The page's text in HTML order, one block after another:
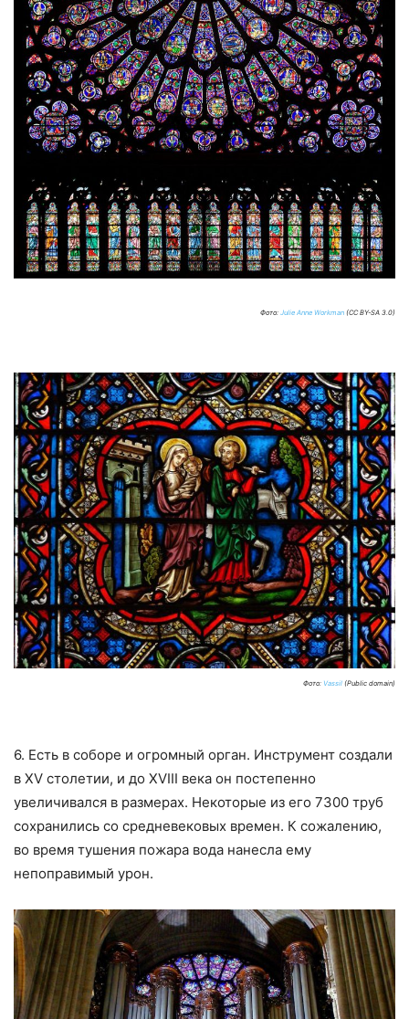
Фото: Julie Anne Workman (CC BY-SA 3.0)
Фото: Vassil (Public domain)
6. Есть в соборе и огромный орган. Инструмент создали
в XV столетии, и до XVIII века он постепенно
увеличивался в размерах. Некоторые из его 7300 труб
сохранились со средневековых времен. К сожалению,
во время тушения пожара вода нанесла ему
непоправимый урон.